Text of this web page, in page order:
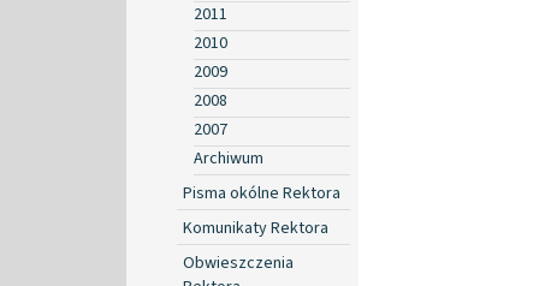
2011
2010
2009
2008
2007
Archiwum
Pisma okólne Rektora
Komunikaty Rektora
Obwieszczenia